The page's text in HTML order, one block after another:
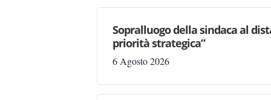
Sopralluogo della sindaca al
priorità strategica”
6 Agosto 2026